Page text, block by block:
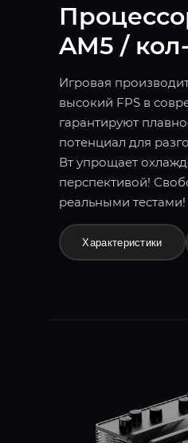
AM5 /
Игровая
высокий FPS в
гарантируют
потенциал для
Вт упрощает
перспективой!
реальными тестами!
Характеристики